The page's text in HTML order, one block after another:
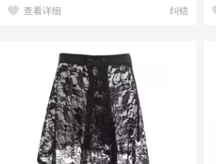
查看详细 纠错